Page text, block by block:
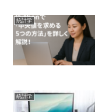
統計学
統計学